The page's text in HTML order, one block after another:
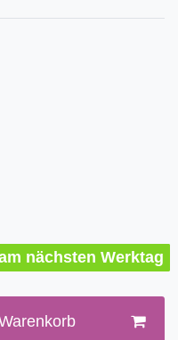
nächsten Werktag